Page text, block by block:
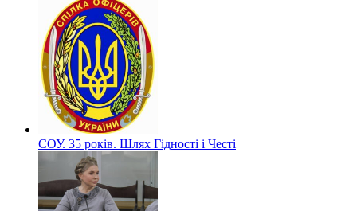
СОУ. 35 років. Шлях Гідності і Честі